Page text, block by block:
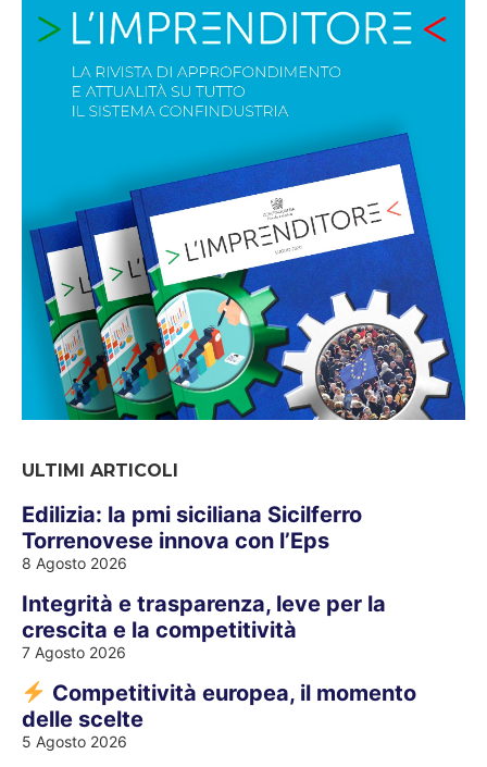
ULTIMI ARTICOLI
Edilizia: la pmi siciliana Sicilferro
Torrenovese innova con l’Eps
8 Agosto 2026
Integrità e trasparenza, leve per la
crescita e la competitività
7 Agosto 2026
Competitività europea, il momento
delle scelte
5 Agosto 2026